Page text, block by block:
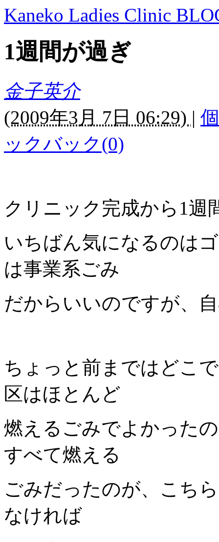
Kaneko Ladies Clinic
1週間が過ぎ
金子英介
(2009年3月 7日 06:29) |
ックバック(0)
クリニック完成から1週
いちばん気になるのは
は事業系ごみ
だからいいのですが、
ちょっと前まではどこ
区はほとんど
燃えるごみでよかった
すべて燃える
ごみだったのが、こち
なければ